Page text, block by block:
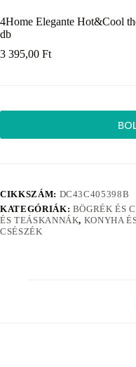
4Home Elegante Hot&Cool
db
3 395,00 Ft
CIKKSZÁM: DC43C405398B
KATEGÓRIÁK: BÖGRÉK ÉS
ÉS TEÁSKANNÁK, KONYHA
CSÉSZÉK